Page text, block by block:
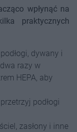
wpłynąć na
praktycznych
dywany i
razy w
HEPA, aby
podłogi
zasłony i inne